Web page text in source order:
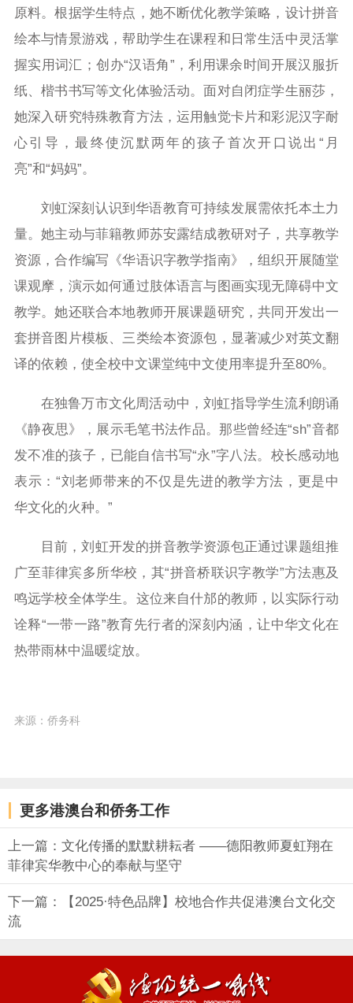
原料。根据学生特点，她不断优化教学策略，设计拼音
绘本与情景游戏，帮助学生在课程和日常生活中灵活掌
握实用词汇；创办“汉语角”，利用课余时间开展汉服折
纸、楷书书写等文化体验活动。面对自闭症学生丽莎，
她深入研究特殊教育方法，运用触觉卡片和彩泥汉字耐
心引导，最终使沉默两年的孩子首次开口说出“月
亮”和“妈妈”。
刘虹深刻认识到华语教育可持续发展需依托本土力
量。她主动与菲籍教师苏安露结成教研对子，共享教学
资源，合作编写《华语识字教学指南》，组织开展随堂
课观摩，演示如何通过肢体语言与图画实现无障碍中文
教学。她还联合本地教师开展课题研究，共同开发出一
套拼音图片模板、三类绘本资源包，显著减少对英文翻
译的依赖，使全校中文课堂纯中文使用率提升至80%。
在独鲁万市文化周活动中，刘虹指导学生流利朗诵
《静夜思》，展示毛笔书法作品。那些曾经连“sh”音都
发不准的孩子，已能自信书写“永”字八法。校长感动地
表示：“刘老师带来的不仅是先进的教学方法，更是中
华文化的火种。”
目前，刘虹开发的拼音教学资源包正通过课题组推
广至菲律宾多所华校，其“拼音桥联识字教学”方法惠及
鸣远学校全体学生。这位来自什邡的教师，以实际行动
诠释“一带一路”教育先行者的深刻内涵，让中华文化在
热带雨林中温暖绽放。
来源：侨务科
更多港澳台和侨务工作
上一篇：文化传播的默默耕耘者 ——德阳教师夏虹翔在
菲律宾华教中心的奉献与坚守
下一篇：【2025·特色品牌】校地合作共促港澳台文化交
流